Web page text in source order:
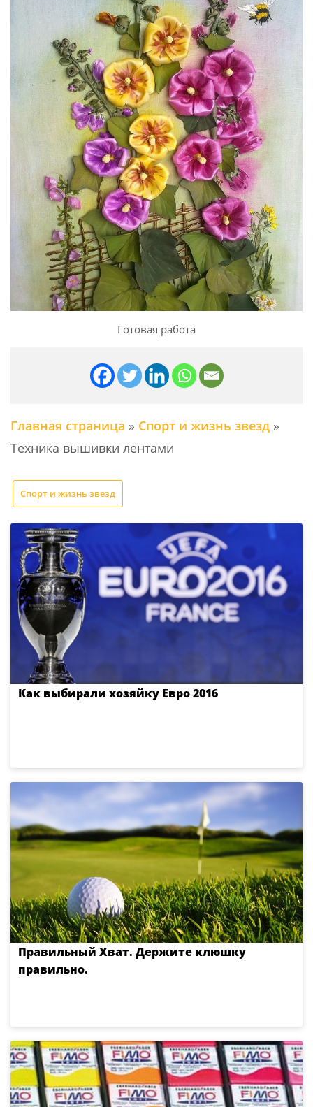
Готовая работа
Главная страница » Спорт и жизнь звезд »
Техника вышивки лентами
Спорт и жизнь звезд
Как выбирали хозяйку Евро 2016
Правильный Хват. Держите клюшку
правильно.